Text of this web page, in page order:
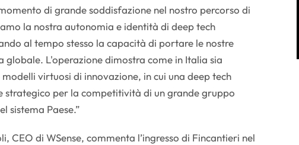
di grande soddisfazione nel nostro percorso di
la nostra autonomia e identità di deep tech
al tempo stesso la capacità di portare le nostre
globale. L'operazione dimostra come in Italia sia
virtuosi di innovazione, in cui una deep tech
strategico per la competitività di un grande gruppo
sistema Paese.”
CEO di WSense, commenta l’ingresso di Fincantieri nel